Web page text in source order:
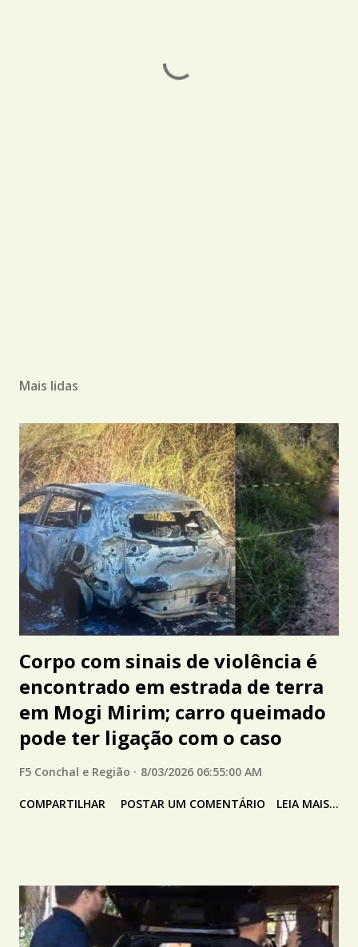
Mais lidas
Corpo com sinais de violência é
encontrado em estrada de terra
em Mogi Mirim; carro queimado
pode ter ligação com o caso
F5 Conchal e Região 8/03/2026 06:55:00 AM
COMPARTILHAR POSTAR UM COMENTÁRIO LEIA MAIS...